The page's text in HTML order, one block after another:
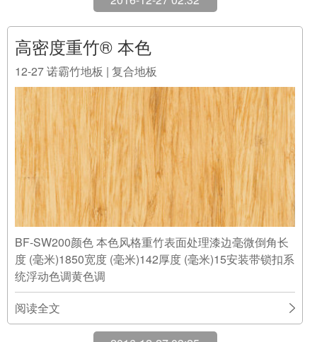
BF-SW200颜色 本色风格重竹表面处理漆边毫微倒角长
度 (毫米)1850宽度 (毫米)142厚度 (毫米)15安装带锁扣系
统浮动色调黄色调
阅读全文
2016-12-27 03:25